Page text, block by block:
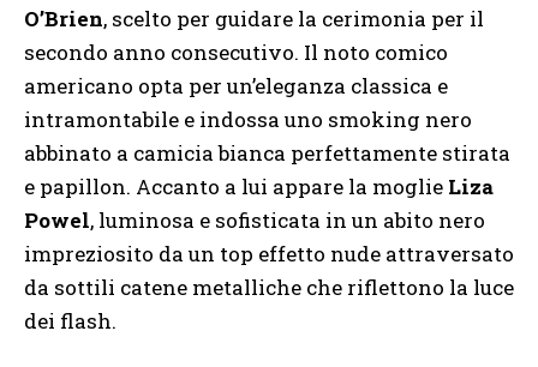
O’Brien, scelto per guidare la cerimonia per il
secondo anno consecutivo. Il noto comico
americano opta per un’eleganza classica e
intramontabile e indossa uno smoking nero
abbinato a camicia bianca perfettamente stirata
e papillon. Accanto a lui appare la moglie Liza
Powel, luminosa e sofisticata in un abito nero
impreziosito da un top effetto nude attraversato
da sottili catene metalliche che riflettono la luce
dei flash.